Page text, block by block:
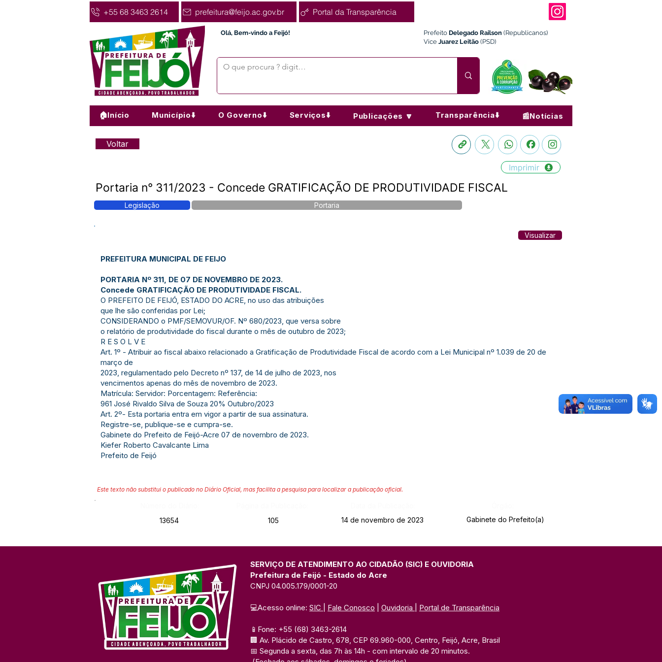
+55 68 3463 2614 prefeitura@feijo.ac.gov.br Portal da Transparência
Olá, Bem-vindo a Feijó! Prefeito Delegado Railson (Republicanos)
Vice Juarez Leitão (PSD)
🏠Início Município⬇️ O Governo⬇️ Serviços⬇️ Publicações 🔽 Transparência⬇️ 📰Notícias
Voltar
Imprimir
Portaria n° 311/2023 - Concede GRATIFICAÇÃO DE PRODUTIVIDADE FISCAL
Legislação Portaria
Visualizar
PREFEITURA MUNICIPAL DE FEIJO
PORTARIA Nº 311, DE 07 DE NOVEMBRO DE 2023.
Concede GRATIFICAÇÃO DE PRODUTIVIDADE FISCAL.
O PREFEITO DE FEIJÓ, ESTADO DO ACRE, no uso das atribuições
que lhe são conferidas por Lei;
CONSIDERANDO o PMF/SEMOVUR/OF. Nº 680/2023, que versa sobre
o relatório de produtividade do fiscal durante o mês de outubro de 2023;
R E S O L V E
Art. 1º - Atribuir ao fiscal abaixo relacionado a Gratificação de Produtividade Fiscal de acordo com a Lei Municipal nº 1.039 de 20 de
março de
2023, regulamentado pelo Decreto nº 137, de 14 de julho de 2023, nos
vencimentos apenas do mês de novembro de 2023.
Matrícula: Servidor: Porcentagem: Referência:
961 José Rivaldo Silva de Souza 20% Outubro/2023
Art. 2º- Esta portaria entra em vigor a partir de sua assinatura.
Registre-se, publique-se e cumpra-se.
Gabinete do Prefeito de Feijó-Acre 07 de novembro de 2023.
Kiefer Roberto Cavalcante Lima
Prefeito de Feijó
Este texto não substitui o publicado no Diário Oficial, mas facilita a pesquisa para localizar a publicação oficial.
13654
105 14 de novembro de 2023 Gabinete do Prefeito(a)
SERVIÇO DE ATENDIMENTO AO CIDADÃO (SIC) E OUVIDORIA
Prefeitura de Feijó - Estado do Acre
CNPJ 04.005.179/0001-20
💻Acesso online: SIC Fale Conosco Ouvidoria Portal de Transparência
📱Fone: +55 (68) 3463-2614
🏢 Av. Plácido de Castro, 678, CEP 69.960-000, Centro, Feijó, Acre, Brasil
📅 Segunda a sexta, das 7h às 14h - com intervalo de 20 minutos.